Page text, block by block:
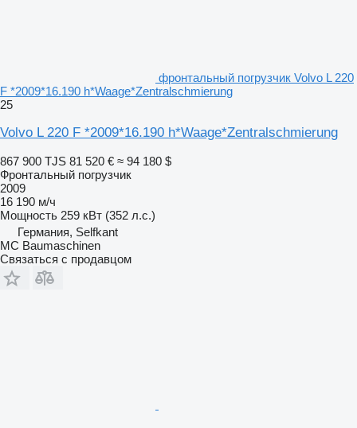
фронтальный погрузчик Volvo L 220
F *2009*16.190 h*Waage*Zentralschmierung
25
Volvo L 220 F *2009*16.190 h*Waage*Zentralschmierung
867 900 TJS 81 520 € ≈ 94 180 $
Фронтальный погрузчик
2009
16 190 м/ч
Мощность 259 кВт (352 л.с.)
Германия, Selfkant
MC Baumaschinen
Связаться с продавцом